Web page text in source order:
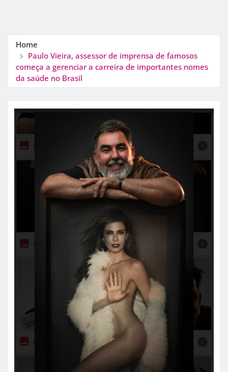
Home
Paulo Vieira, assessor de imprensa de famosos
começa a gerenciar a carreira de importantes nomes
da saúde no Brasil